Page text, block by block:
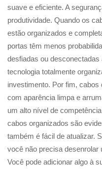
suave e eficiente. A
produtividade. Quando os
estão organizados e
portas têm menos
desfiadas ou
tecnologia totalmente
investimento. Por fim,
com aparência limpa e
um alto nível de
cabos organizados são
também é fácil de atualizar.
você não precisa desenrolar
Você pode adicionar algo à